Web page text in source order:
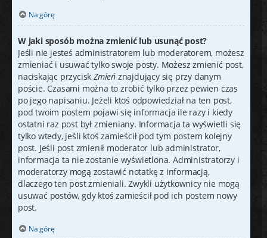
Na górę
W jaki sposób można zmienić lub usunąć post?
Jeśli nie jesteś administratorem lub moderatorem, możesz
zmieniać i usuwać tylko swoje posty. Możesz zmienić post,
naciskając przyciskZmień znajdujący się przy danym
poście. Czasami można to zrobić tylko przez pewien czas
po jego napisaniu. Jeżeli ktoś odpowiedział na ten post,
pod twoim postem pojawi się informacja ile razy i kiedy
ostatni raz post był zmieniany. Informacja ta wyświetli się
tylko wtedy, jeśli ktoś zamieścił pod tym postem kolejny
post. Jeśli post zmienił moderator lub administrator,
informacja ta nie zostanie wyświetlona. Administratorzy i
moderatorzy mogą zostawić notatkę z informacją,
dlaczego ten post zmieniali. Zwykli użytkownicy nie mogą
usuwać postów, gdy ktoś zamieścił pod ich postem nowy
post.
Na górę